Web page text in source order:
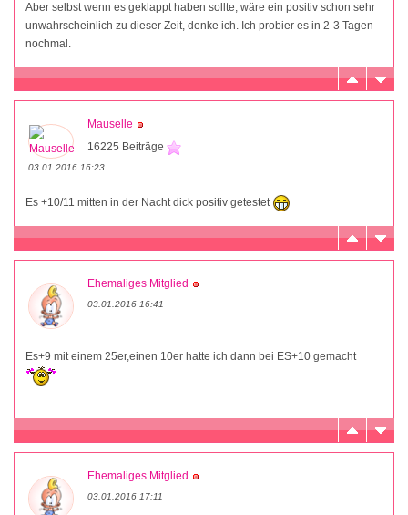
Aber selbst wenn es geklappt haben sollte, wäre ein positiv schon sehr
unwahrscheinlich zu dieser Zeit, denke ich. Ich probier es in 2-3 Tagen
nochmal.
Mauselle
16225 Beiträge
03.01.2016 16:23
Es +10/11 mitten in der Nacht dick positiv getestet
Ehemaliges Mitglied
03.01.2016 16:41
Es+9 mit einem 25er,einen 10er hatte ich dann bei ES+10 gemacht
Ehemaliges Mitglied
03.01.2016 17:11